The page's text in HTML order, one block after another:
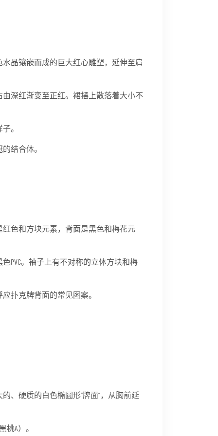
晶镶嵌而成的巨大红心雕塑，延伸至肩
深红渐变至正红。裙摆上散落着大小不
。
结合体。
色和方块元素，背面是黑色和梅花元
PVC。袖子上有不对称的立体方块和梅
扑克牌背面的常见图案。
、硬质的白色椭圆形“牌面”，从胸前延
A）。